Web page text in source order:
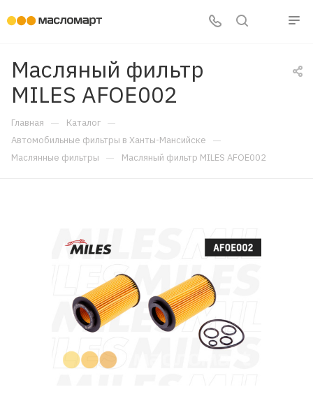
Масляный фильтр
MILES AFOE002
Главная — Каталог —
Автомобильные фильтры в Ханты-Мансийске —
Маслянные фильтры — Масляный фильтр MILES AFOE002